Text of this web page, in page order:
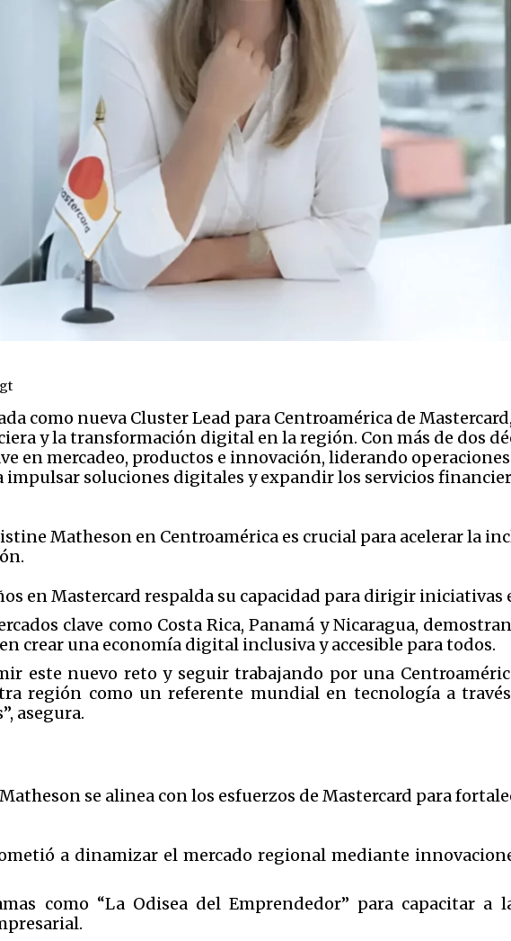
como nueva Cluster Lead para Centroamérica de
y la transformación digital en la región. Con más de dos
en mercadeo, productos e innovación, liderando operaciones
soluciones digitales y expandir los servicios
Matheson en Centroamérica es crucial para acelerar la
en Mastercard respalda su capacidad para dirigir iniciativas
clave como Costa Rica, Panamá y Nicaragua,
crear una economía digital inclusiva y accesible para todos.
este nuevo reto y seguir trabajando por una
región como un referente mundial en tecnología a
asegura.
se alinea con los esfuerzos de Mastercard para
a dinamizar el mercado regional mediante
como “La Odisea del Emprendedor” para capacitar a